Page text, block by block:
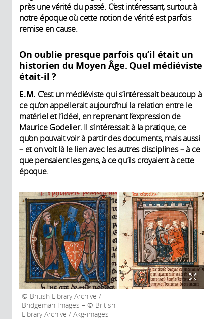
près une vérité du passé. C’est intéressant, surtout à
notre époque où cette notion de vérité est parfois
remise en cause.
On oublie presque parfois qu’il était un
historien du Moyen Âge. Quel médiéviste
était-il ?
E.M. C’est un médiéviste qui s’intéressait beaucoup à
ce qu’on appellerait aujourd’hui la relation entre le
matériel et l’idéel, en reprenant l’expression de
Maurice Godelier. Il s’intéressait à la pratique, ce
qu’on pouvait voir à partir des documents, mais aussi
– et on voit là le lien avec les autres disciplines – à ce
que pensaient les gens, à ce qu’ils croyaient à cette
époque.
British Library Archive /
Bridgeman Images – © British
Library Archive / Akg-images